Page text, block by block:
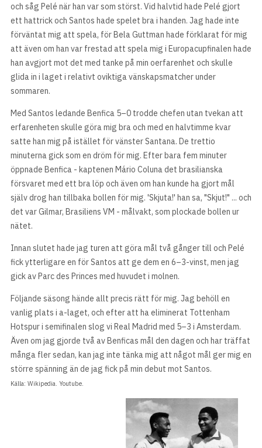
och såg Pelé när han var som störst. Vid halvtid hade Pelé gjort
ett hattrick och Santos hade spelet bra i handen. Jag hade inte
förväntat mig att spela, för Bela Guttman hade förklarat för mig
att även om han var frestad att spela mig i Europacupfinalen hade
han avgjort mot det med tanke på min oerfarenhet och skulle
glida in i laget i relativt oviktiga vänskapsmatcher under
sommaren.
Med Santos ledande Benfica 5–0 trodde chefen utan tvekan att
erfarenheten skulle göra mig bra och med en halvtimme kvar
satte han mig på istället för vänster Santana. De trettio
minuterna gick som en dröm för mig. Efter bara fem minuter
öppnade Benfica - kaptenen Mário Coluna det brasilianska
försvaret med ett bra löp och även om han kunde ha gjort mål
själv drog han tillbaka bollen för mig. 'Skjuta!' han sa, "Skjut!" ... och
det var Gilmar, Brasiliens VM - målvakt, som plockade bollen ur
nätet.
Innan slutet hade jag turen att göra mål två gånger till och Pelé
fick ytterligare en för Santos att ge dem en 6–3-vinst, men jag
gick av Parc des Princes med huvudet i molnen.
Följande säsong hände allt precis rätt för mig. Jag behöll en
vanlig plats i a-laget, och efter att ha eliminerat Tottenham
Hotspur i semifinalen slog vi Real Madrid med 5–3 i Amsterdam.
Även om jag gjorde två av Benficas mål den dagen och har träffat
många fler sedan, kan jag inte tänka mig att något mål ger mig en
större spänning än de jag fick på min debut mot Santos.
Källa: Wikipedia. Youtube.